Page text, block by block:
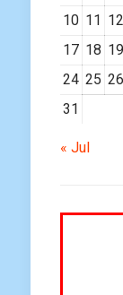
10 11 12
17 18 19
24 25 26
31
« Jul